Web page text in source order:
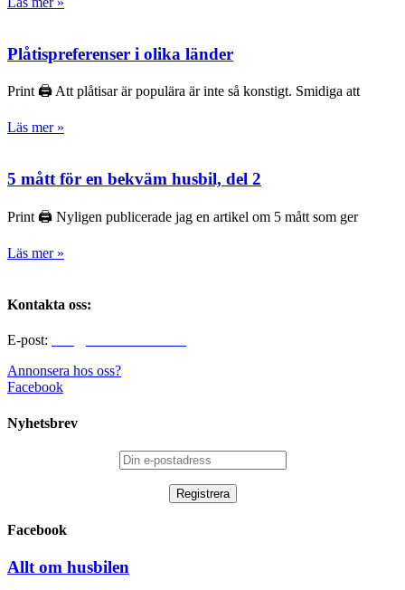
Plåtispreferenser i olika länder
Print 🖨 Att plåtisar är populära är inte så konstigt. Smidiga att
Läs mer »
5 mått för en bekväm husbil, del 2
Print 🖨 Nyligen publicerade jag en artikel om 5 mått som ger
Läs mer »
Kontakta oss:
E-post:
Annonsera hos oss?
Facebook
Nyhetsbrev
Facebook
Allt om husbilen